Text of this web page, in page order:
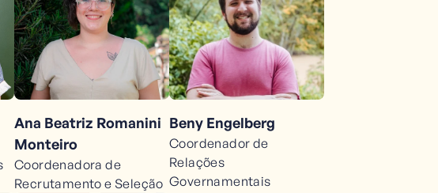
Ana Beatriz Romanini
Monteiro
Coordenadora de
Recrutamento e Seleção
Beny Engelberg
Coordenador de
Relações
Governamentais